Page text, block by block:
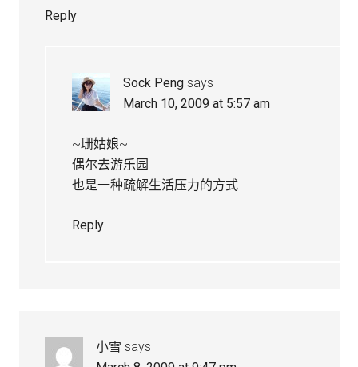
Reply
Sock Peng says
March 10, 2009 at 5:57 am
~珊姑娘~
偶尔去游乐园
也是一种疏解生活压力的方式
Reply
小雪 says